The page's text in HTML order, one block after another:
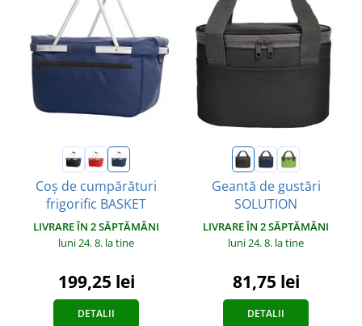
Coș de cumpărături
frigorific BASKET
LIVRARE ÎN 2 SĂPTĂMÂNI
luni 24. 8. la tine
199,25 lei
DETALII
Geantă de gustări
SOLUTION
LIVRARE ÎN 2 SĂPTĂMÂNI
luni 24. 8. la tine
81,75 lei
DETALII